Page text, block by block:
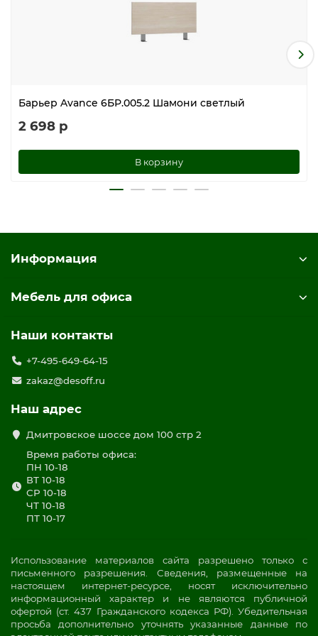
Барьер Avance 6БР.005.2 Шамони светлый
2 698 р
В корзину
Информация
Мебель для офиса
Наши контакты
+7-495-649-64-15
zakaz@desoff.ru
Наш адрес
Дмитровское шоссе дом 100 стр 2
Время работы офиса:
ПН 10-18
ВТ 10-18
СР 10-18
ЧТ 10-18
ПТ 10-17
Использование материалов сайта разрешено только с
письменного разрешения. Сведения, размещенные на
настоящем интернет-ресурсе, носят исключительно
информационный характер и не являются публичной
офертой (ст. 437 Гражданского кодекса РФ). Убедительная
просьба дополнительно уточнять указанные данные по